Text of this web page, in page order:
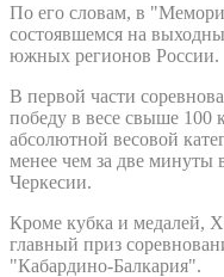
По его словам, в
состоявшемся на
южных регионов России.
В первой части
победу в весе свыше 100
абсолютной весовой
менее чем за две минуты
Черкесии.
Кроме кубка и медалей,
главный приз
"Кабардино-Балкария".